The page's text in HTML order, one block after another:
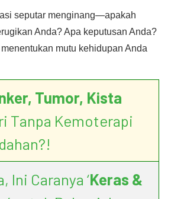
seputar menginang—apakah
Anda? Apa keputusan Anda?
mutu kehidupan Anda
Tumor, Kista
Tanpa Kemoterapi
Ini Caranya ‘Keras &